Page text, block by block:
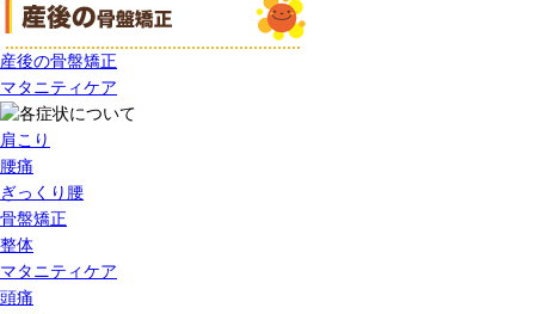
産後の骨盤矯正
マタニティケア
肩こり
腰痛
ぎっくり腰
骨盤矯正
整体
マタニティケア
頭痛